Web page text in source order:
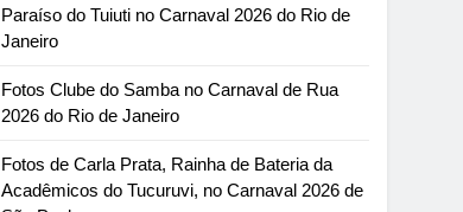
Paraíso do Tuiuti no Carnaval 2026 do Rio de
Janeiro
Fotos Clube do Samba no Carnaval de Rua
2026 do Rio de Janeiro
Fotos de Carla Prata, Rainha de Bateria da
Acadêmicos do Tucuruvi, no Carnaval 2026 de